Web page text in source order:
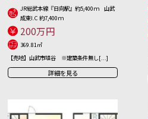
JR総武本線『日向駅』約5,400ｍ 山武
成東I.C 約7,400ｍ
200万円
369.81㎡
【売地】山武市埴谷 ※建築条件無し[...]
詳細を見る